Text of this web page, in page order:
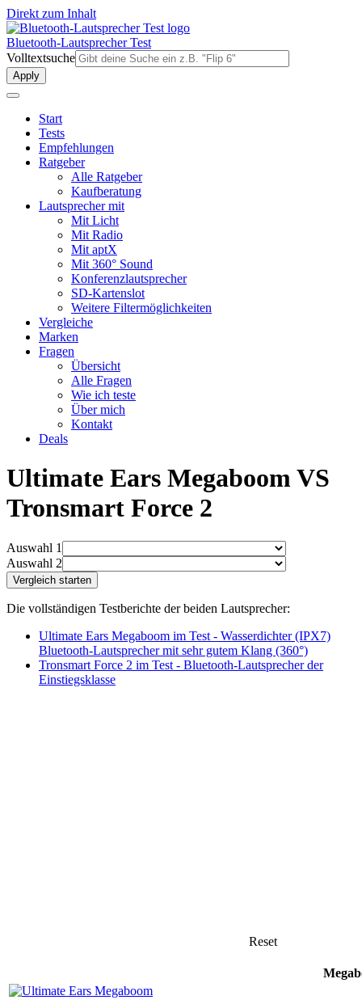
Direkt zum Inhalt
Bluetooth-Lautsprecher Test
Volltextsuche
Start
Tests
Empfehlungen
Ratgeber
Alle Ratgeber
Kaufberatung
Lautsprecher mit
Mit Licht
Mit Radio
Mit aptX
Mit 360° Sound
Konferenzlautsprecher
SD-Kartenslot
Weitere Filtermöglichkeiten
Vergleiche
Marken
Fragen
Übersicht
Alle Fragen
Wie ich teste
Über mich
Kontakt
Deals
Ultimate Ears Megaboom VS
Tronsmart Force 2
Auswahl 1
Auswahl 2
Die vollständigen Testberichte der beiden Lautsprecher:
Ultimate Ears Megaboom im Test - Wasserdichter (IPX7)
Bluetooth-Lautsprecher mit sehr gutem Klang (360°)
Tronsmart Force 2 im Test - Bluetooth-Lautsprecher der
Einstiegsklasse
Reset